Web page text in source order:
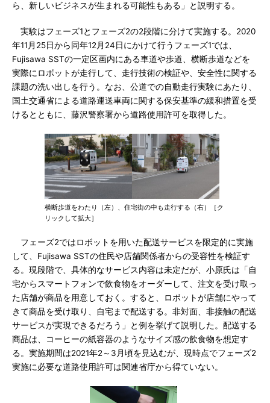
ら、新しいビジネスが生まれる可能性もある」と説明する。
実験はフェーズ1とフェーズ2の2段階に分けて実施する。2020
年11月25日から同年12月24日にかけて行うフェーズ1では、
Fujisawa SSTの一定区画内にある車道や歩道、横断歩道などを
実際にロボットが走行して、走行技術の検証や、安全性に関する
課題の洗い出しを行う。なお、公道での自動走行実験にあたり、
国土交通省による道路運送車両に関する保安基準の緩和措置を受
けるとともに、藤沢警察署から道路使用許可を取得した。
横断歩道をわたり（左）、住宅街の中も走行する（右）［ク
リックして拡大］
フェーズ2ではロボットを用いた配送サービスを限定的に実施
して、Fujisawa SSTの住民や店舗関係者からの受容性を検証す
る。現段階で、具体的なサービス内容は未定だが、小原氏は「自
宅からスマートフォンで飲食物をオーダーして、注文を受け取っ
た店舗が商品を用意しておく。すると、ロボットが店舗にやって
きて商品を受け取り、自宅まで配送する。非対面、非接触の配送
サービスが実現できるだろう」と例を挙げて説明した。配送する
商品は、コーヒーの紙容器のようなサイズ感の飲食物を想定す
る。実施期間は2021年2～3月頃を見込むが、現時点でフェーズ2
実施に必要な道路使用許可は関連省庁から得ていない。